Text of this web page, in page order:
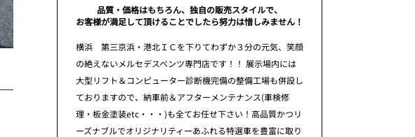
品質・価格はもちろん、独自の販売スタイルで、
お客様が満足して頂けることでしたら努力は惜しみません！
横浜 第三京浜・港北ＩＣを下りてわずか３分の元気、笑顔
の絶えないメルセデスベンツ専門店です！！ 展示場内には
大型リフト＆コンピューター診断機完備の整備工場も併設し
ておりますので、納車前＆アフターメンテナンス(車検修
理・板金塗装etc・・・)も全てお任せ下さい！高品質かつリ
ーズナブルでオリジナリティーあふれる特選車を豊富に取り